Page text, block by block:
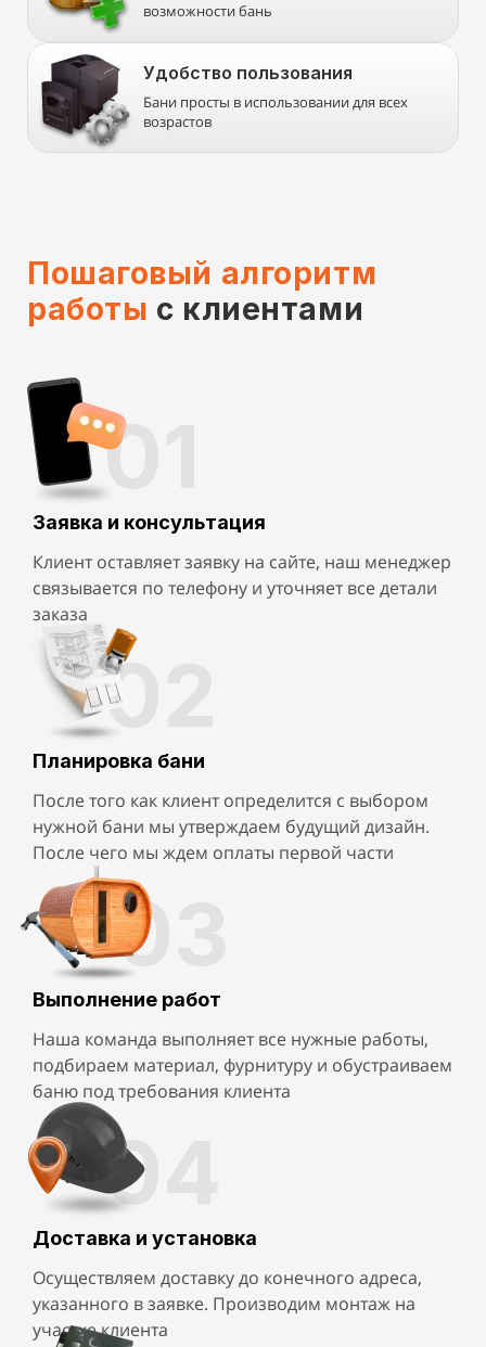
возможности бань
Удобство пользования
Бани просты в использовании для всех
возрастов
Пошаговый алгоритм
работы с клиентами
01
Заявка и консультация
Клиент оставляет заявку на сайте, наш менеджер
связывается по телефону и уточняет все детали
заказа
02
Планировка бани
После того как клиент определится с выбором
нужной бани мы утверждаем будущий дизайн.
После чего мы ждем оплаты первой части
03
Выполнение работ
Наша команда выполняет все нужные работы,
подбираем материал, фурнитуру и обустраиваем
баню под требования клиента
04
Доставка и установка
Осуществляем доставку до конечного адреса,
указанного в заявке. Производим монтаж на
участке клиента